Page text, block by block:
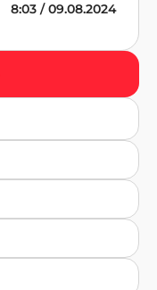
8:03 / 09.08.2024